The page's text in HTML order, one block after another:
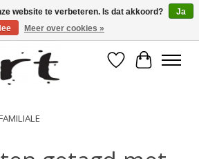
Verlanglijst
website te verbeteren. Is dat akkoord?
Ja
Meer over cookies »